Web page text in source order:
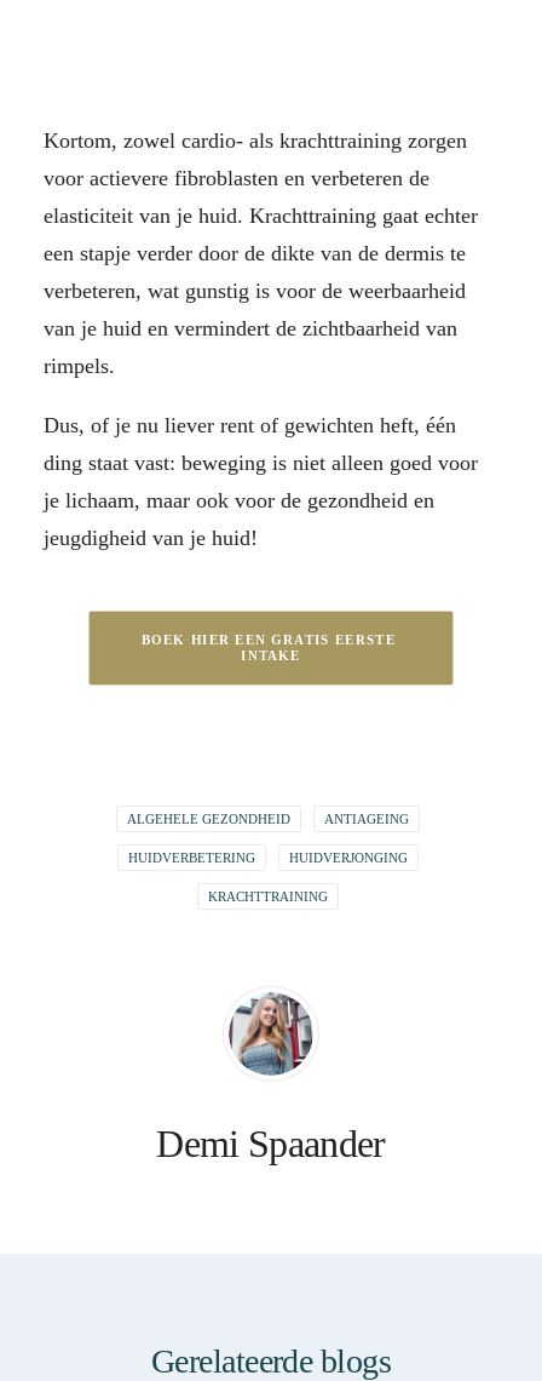
Kortom, zowel cardio- als krachttraining zorgen
voor actievere fibroblasten en verbeteren de
elasticiteit van je huid. Krachttraining gaat echter
een stapje verder door de dikte van de dermis te
verbeteren, wat gunstig is voor de weerbaarheid
van je huid en vermindert de zichtbaarheid van
rimpels.
Dus, of je nu liever rent of gewichten heft, één
ding staat vast: beweging is niet alleen goed voor
je lichaam, maar ook voor de gezondheid en
jeugdigheid van je huid!
BOEK HIER EEN GRATIS EERSTE
INTAKE
ALGEHELE GEZONDHEID ANTIAGEING
HUIDVERBETERING HUIDVERJONGING
KRACHTTRAINING
Demi Spaander
Gerelateerde blogs